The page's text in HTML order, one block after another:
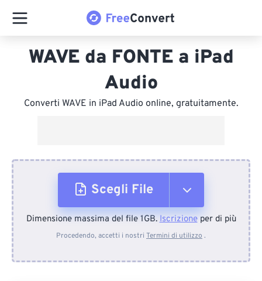
WAVE da FONTE a iPad
Audio
Converti WAVE in iPad Audio online, gratuitamente.
Scegli File
Dal dispositivo
Dimensione massima del file 1GB.Iscrizioneper di più
Procedendo, accetti i nostri Termini di utilizzo .